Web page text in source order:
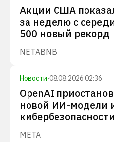
Акции США
за неделю с
500 новый рекорд
NETABNB
Новости·08.08.2026 02:36
OpenAI
новой ИИ-модели
кибербезопасности
META